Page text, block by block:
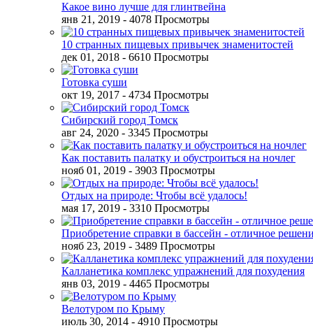
Какое вино лучше для глинтвейна
янв 21, 2019 - 4078 Просмотры
10 странных пищевых привычек знаменитостей
дек 01, 2018 - 6610 Просмотры
Готовка суши
окт 19, 2017 - 4734 Просмотры
Сибирский город Томск
авг 24, 2020 - 3345 Просмотры
Как поставить палатку и обустроиться на ночлег
нояб 01, 2019 - 3903 Просмотры
Отдых на природе: Чтобы всё удалось!
мая 17, 2019 - 3310 Просмотры
Приобретение справки в бассейн - отличное
нояб 23, 2019 - 3489 Просмотры
Калланетика комплекс упражнений для похудения
янв 03, 2019 - 4465 Просмотры
Велотуром по Крыму
июль 30, 2014 - 4910 Просмотры